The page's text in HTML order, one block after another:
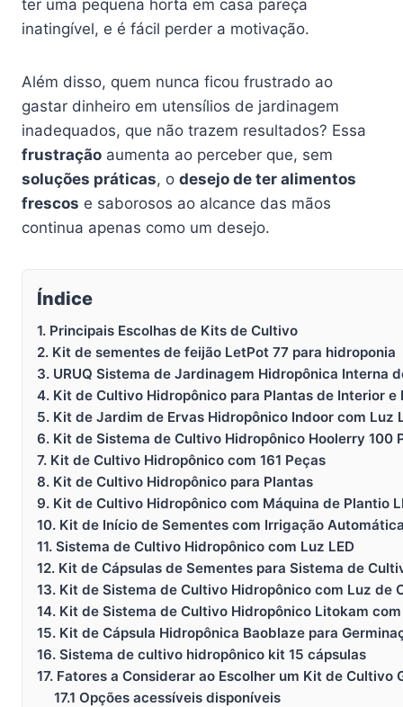
ter uma pequena horta em casa pareça
inatingível, e é fácil perder a motivação.
Além disso, quem nunca ficou frustrado ao
gastar dinheiro em utensílios de jardinagem
inadequados, que não trazem resultados? Essa
frustração aumenta ao perceber que, sem
soluções práticas, o desejo de ter alimentos
frescos e saborosos ao alcance das mãos
continua apenas como um desejo.
Índice
1. Principais Escolhas de Kits de Cultivo
2. Kit de sementes de feijão LetPot 77 para hidroponia
3. URUQ Sistema de Jardinagem Hidropônica Interna
4. Kit de Cultivo Hidropônico para Plantas de Interior e
5. Kit de Jardim de Ervas Hidropônico Indoor com Luz
6. Kit de Sistema de Cultivo Hidropônico Hoolerry 100
7. Kit de Cultivo Hidropônico com 161 Peças
8. Kit de Cultivo Hidropônico para Plantas
9. Kit de Cultivo Hidropônico com Máquina de Plantio
10. Kit de Início de Sementes com Irrigação
11. Sistema de Cultivo Hidropônico com Luz LED
12. Kit de Cápsulas de Sementes para Sistema de
13. Kit de Sistema de Cultivo Hidropônico com Luz de
14. Kit de Sistema de Cultivo Hidropônico Litokam com
15. Kit de Cápsula Hidropônica Baoblaze para
16. Sistema de cultivo hidropônico kit 15 cápsulas
17. Fatores a Considerar ao Escolher um Kit de Cultivo
17.1 Opções acessíveis disponíveis